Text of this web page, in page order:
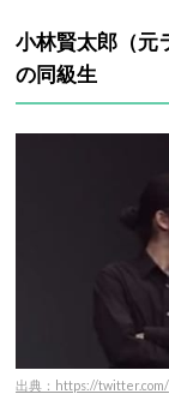
小林賢太郎（元
の同級生
出典：https://twitter.com/